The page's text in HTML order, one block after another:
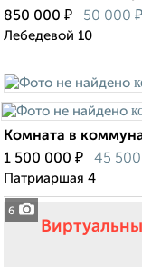
850 000 ₽ 50 000 ₽
Лебедевой 10
6
Комната в
1 500 000 ₽ 45 500
Патриаршая 4